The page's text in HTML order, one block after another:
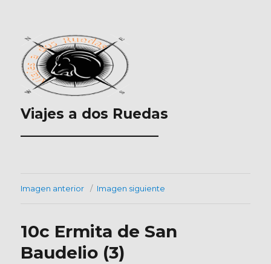
Viajes a dos Ruedas
___________________
Imagen anterior Imagen siguiente
10c Ermita de San
Baudelio (3)